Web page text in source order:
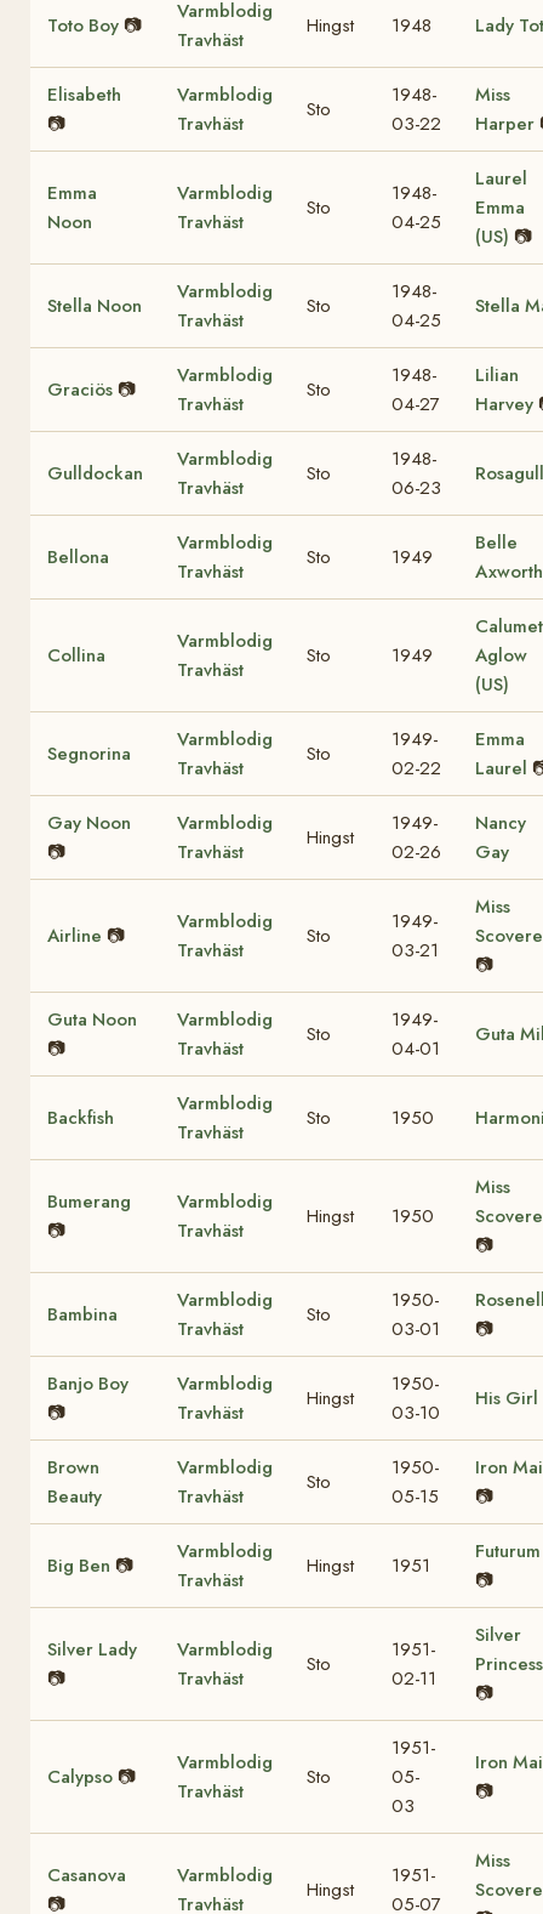
Toto Boy 📷
Varmblodig
Travhäst
Hingst 1948 Lady
Elisabeth
📷
Varmblodig
Travhäst
Sto
1948-
03-22
Miss
Harper
Emma
Noon
Varmblodig
Travhäst
Sto
1948-
04-25
Laurel
Emma
(US) 📷
Stella Noon
Varmblodig
Travhäst
Sto
1948-
04-25
Stella
Graciös 📷
Varmblodig
Travhäst
Sto
1948-
04-27
Lilian
Harvey
Gulldockan
Varmblodig
Travhäst
Sto
1948-
06-23
Rosagull
Bellona
Varmblodig
Travhäst
Sto 1949
Belle
Collina
Varmblodig
Travhäst
Sto 1949
Calumet
Aglow
(US)
Segnorina
Varmblodig
Travhäst
Sto
1949-
02-22
Emma
Laurel
Gay Noon
📷
Varmblodig
Travhäst
Hingst
1949-
02-26
Nancy
Gay
Airline 📷
Varmblodig
Travhäst
Sto
1949-
03-21
Miss
Scovere
📷
Guta Noon
📷
Varmblodig
Travhäst
Sto
1949-
04-01
Guta
Backfish
Varmblodig
Travhäst
Sto 1950
Bumerang
📷
Varmblodig
Travhäst
Hingst 1950
Miss
Scovere
📷
Bambina
Varmblodig
Travhäst
Sto
1950-
03-01
📷
Banjo Boy
📷
Varmblodig
Travhäst
Hingst
1950-
03-10
His Girl
Brown
Beauty
Varmblodig
Travhäst
Sto
1950-
05-15
Iron
📷
Big Ben 📷
Varmblodig
Travhäst
Hingst 1951
Futurum
📷
Silver Lady
📷
Varmblodig
Travhäst
Sto
1951-
02-11
Silver
Princess
📷
Calypso 📷
Varmblodig
Travhäst
Sto
1951-
05-
03
Iron
📷
Casanova
📷
Varmblodig
Travhäst
Hingst
1951-
05-07
Miss
Scovere